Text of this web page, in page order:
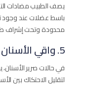
يصف الطبيب مضادات
باسط عضلات عند وجود
محدودة وتحت إشراف
5. واقي الأسنان الليلي
في حالات صرير
لتقليل الاحتكاك بين